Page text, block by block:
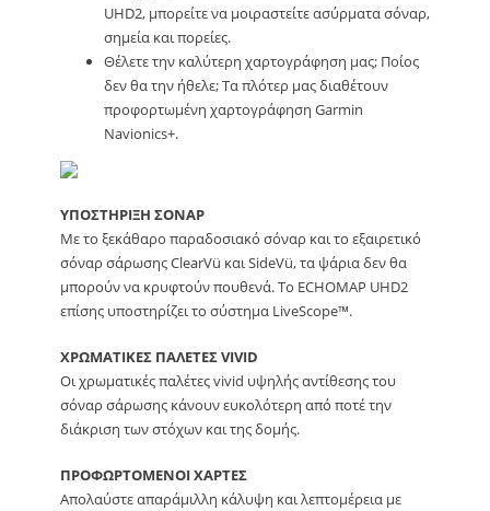
UHD2, μπορείτε να μοιραστείτε ασύρματα σόναρ,
σημεία και πορείες.
Θέλετε την καλύτερη χαρτογράφηση μας; Ποίος
δεν θα την ήθελε; Τα πλότερ μας διαθέτουν
προφορτωμένη χαρτογράφηση Garmin
Navionics+.
ΥΠΟΣΤΗΡΙΞΗ ΣΟΝΑΡ
Με το ξεκάθαρο παραδοσιακό σόναρ και το εξαιρετικό
σόναρ σάρωσης ClearVü και SideVü, τα ψάρια δεν θα
μπορούν να κρυφτούν πουθενά. Το ECHOMAP UHD2
επίσης υποστηρίζει το σύστημα LiveScope™.
ΧΡΩΜΑΤΙΚΕΣ ΠΑΛΕΤΕΣ VIVID
Οι χρωματικές παλέτες vivid υψηλής αντίθεσης του
σόναρ σάρωσης κάνουν ευκολότερη από ποτέ την
διάκριση των στόχων και της δομής.
ΠΡΟΦΩΡΤΟΜΕΝΟΙ ΧΑΡΤΕΣ
Απολαύστε απαράμιλλη κάλυψη και λεπτομέρεια με